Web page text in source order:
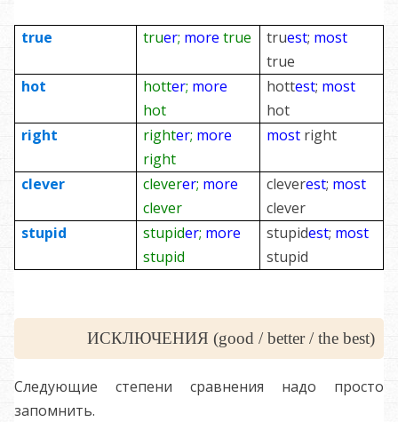
true truer; more true truest; most
true
hot
hotter; more
hot
hottest; most
hot
right
righter; more
right
most right
clever cleverer; more
clever
cleverest; most
clever
stupid
stupider; more
stupid
stupidest; most
stupid
ИСКЛЮЧЕНИЯ (good / better / the best)
Следующие степени сравнения надо просто
запомнить.